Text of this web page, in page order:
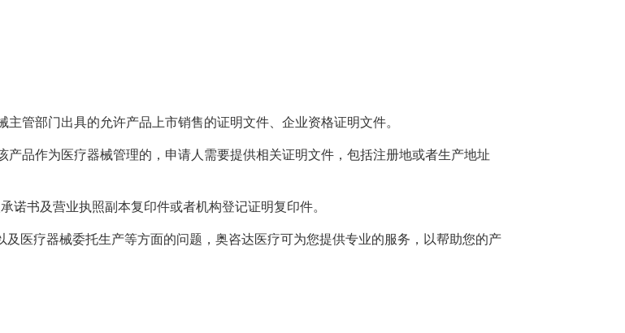
部门出具的允许产品上市销售的证明文件、企业资格证明文件。
品作为医疗器械管理的，申请人需要提供相关证明文件，包括注册地或者生产地址
书及营业执照副本复印件或者机构登记证明复印件。
疗器械委托生产等方面的问题，奥咨达医疗可为您提供专业的服务，以帮助您的产